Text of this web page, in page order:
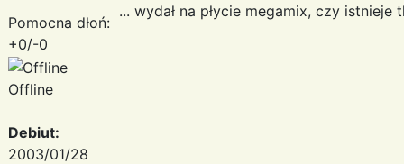
Pomocna dłoń:
+0/-0
Offline
Debiut:
2003/01/28
... wydał na płycie megamix, czy